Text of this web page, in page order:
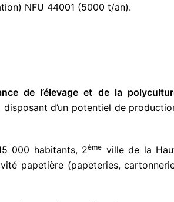
NFU 44001 (5000 t/an).
de l’élevage et de la
d’un potentiel de
000 habitants, 2ème ville de la
papetière (papeteries,